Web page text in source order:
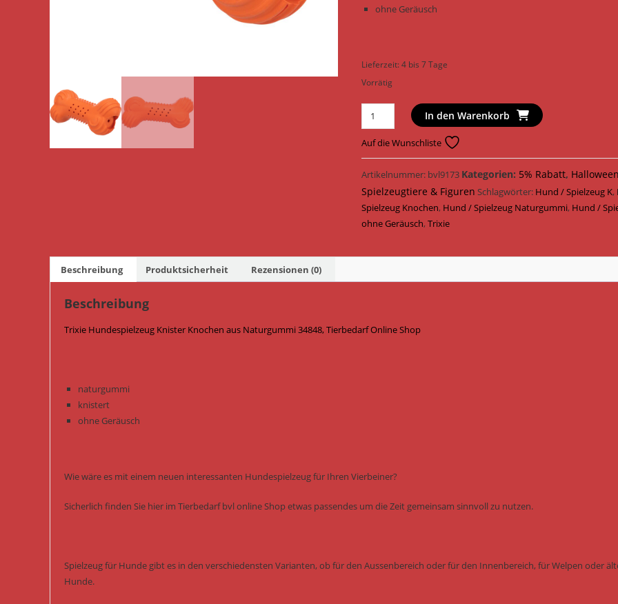
ohne Geräusch
Lieferzeit:4 bis 7 Tage
Vorrätig
Trixie
Hundespielzeug
Knister
Knochen
Naturgummi
11
cm
34848
In den Warenkorb
Auf die Wunschliste
Artikelnummer: bvl9173 Kategorien: 5% Rabatt,
Spielzeugtiere & Figuren Schlagwörter: Hund / Spielzeug K,
Spielzeug Knochen, Hund / Spielzeug Naturgummi, Hund /
ohne Geräusch,Trixie
Beschreibung Produktsicherheit Rezensionen (0)
Beschreibung
Trixie Hundespielzeug Knister Knochen aus Naturgummi 34848, Tierbedarf Online Shop
naturgummi
knistert
ohne Geräusch
Wie wäre es mit einem neuen interessanten Hundespielzeug für Ihren Vierbeiner?
Sicherlich finden Sie hier im Tierbedarf bvl online Shop etwas passendes um die Zeit gemeinsam sinnvoll zu nutzen.
Spielzeug für Hunde gibt es in den verschiedensten Varianten, ob für den Aussenbereich oder für den Innenbereich, für Welpen oder
Hunde.